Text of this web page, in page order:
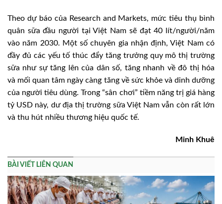
Theo dự báo của Research and Markets, mức tiêu thụ bình
quân sữa đầu người tại Việt Nam sẽ đạt 40 lít/người/năm
vào năm 2030. Một số chuyên gia nhận định, Việt Nam có
đầy đủ các yếu tố thúc đẩy tăng trưởng quy mô thị trường
sữa như sự tăng lên của dân số, tăng nhanh về đô thị hóa
và mối quan tâm ngày càng tăng về sức khỏe và dinh dưỡng
của người tiêu dùng. Trong “sân chơi” tiềm năng trị giá hàng
tỷ USD này, dư địa thị trường sữa Việt Nam vẫn còn rất lớn
và thu hút nhiều thương hiệu quốc tế.
Minh Khuê
BÀI VIẾT LIÊN QUAN